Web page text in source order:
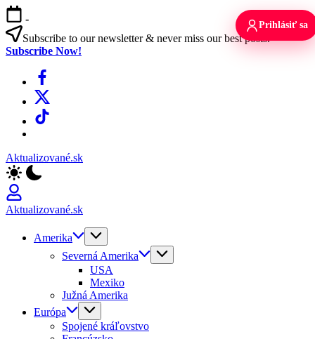
Skip
to
content
-
Subscribe to our newsletter & never miss our best posts.
Subscribe Now!
Facebook
X
TikTok
Aktualizované.sk
Aktualizované.sk
Amerika
Severná Amerika
USA
Mexiko
Južná Amerika
Európa
Spojené kráľovstvo
Prihlásiť sa